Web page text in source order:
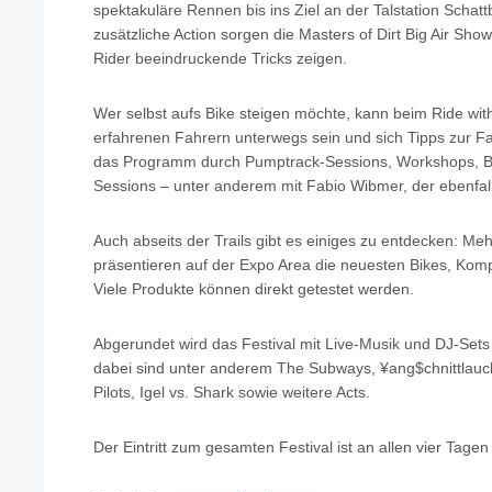
spektakuläre Rennen bis ins Ziel an der Talstation
zusätzliche Action sorgen die Masters of Dirt Big Air
Rider beeindruckende Tricks zeigen.
Wer selbst aufs Bike steigen möchte, kann beim Ride
erfahrenen Fahrern unterwegs sein und sich Tipps zur
das Programm durch Pumptrack-Sessions, Workshops,
Sessions – unter anderem mit Fabio Wibmer, der
Auch abseits der Trails gibt es einiges zu entdecken:
präsentieren auf der Expo Area die neuesten Bikes,
Viele Produkte können direkt getestet werden.
Abgerundet wird das Festival mit Live-Musik und DJ-
dabei sind unter anderem The Subways,
Pilots, Igel vs. Shark sowie weitere Acts.
Der Eintritt zum gesamten Festival ist an allen vier